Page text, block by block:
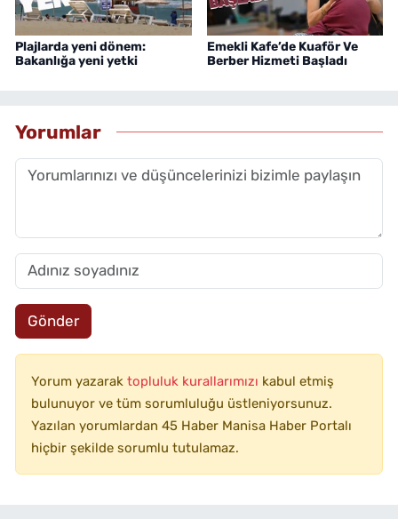
Plajlarda yeni dönem:
Bakanlığa yeni yetki
Emekli Kafe’de Kuaför Ve
Berber Hizmeti Başladı
Yorumlar
Gönder
Yorum yazarak topluluk kurallarımızı kabul etmiş
bulunuyor ve tüm sorumluluğu üstleniyorsunuz.
Yazılan yorumlardan 45 Haber Manisa Haber Portalı
hiçbir şekilde sorumlu tutulamaz.